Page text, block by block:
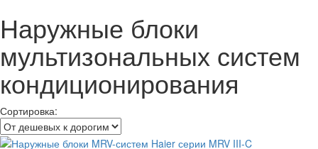
Наружные блоки
мультизональных систем
кондиционирования
Сортировка: